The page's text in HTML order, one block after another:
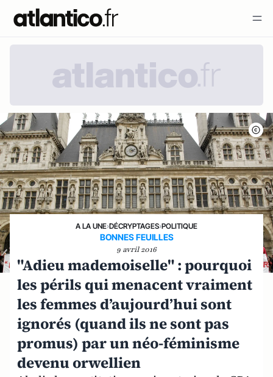
A LA UNE›DÉCRYPTAGES›POLITIQUE
BONNES FEUILLES
9 avril 2016
"Adieu mademoiselle" : pourquoi
les périls qui menacent vraiment
les femmes d’aujourd’hui sont
ignorés (quand ils ne sont pas
promus) par un néo-féminisme
devenu orwellien